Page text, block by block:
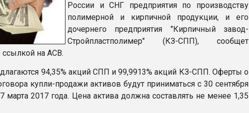
России и СНГ предприятия по производству
полимерной и кирпичной продукции, и его
дочернего предприятия "Кирпичный завод-
Стройпластполимер" (КЗ-СПП), сообщет
ссылкой на АСВ.
94,35% акций СПП и 99,9913% акций КЗ-СПП. Оферты о
купли-продажи активов будут приниматься с 30 сентября
марта 2017 года. Цена актива должна составлять не менее 1,35